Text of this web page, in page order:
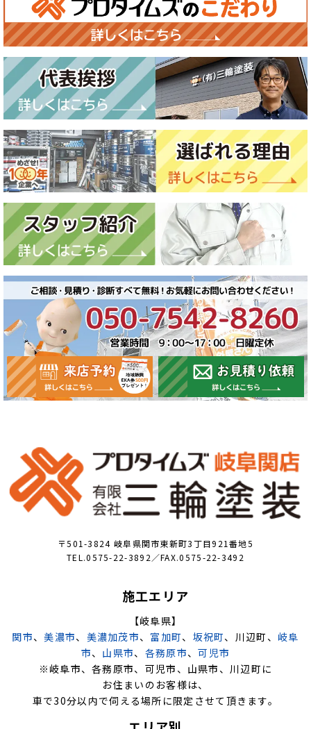
〒501-3824 岐阜県関市東新町3丁目921番地5
TEL.0575-22-3892／FAX.0575-22-3492
施工エリア
【岐阜県】
関市、美濃市、 美濃加茂市、 富加町、 坂祝町、川辺町、 岐阜
市、 山県市、 各務原市、可児市
※岐阜市、各務原市、可児市、山県市、川辺町に
お住まいのお客様は、
車で30分以内で伺える場所に限定させて頂きます。